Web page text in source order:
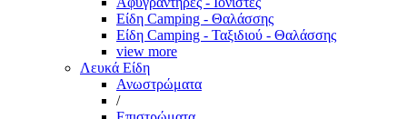
Είδη Camping - Θαλάσσης
Είδη Camping - Ταξιδιού - Θαλάσσης
view more
Λευκά Είδη
Ανωστρώματα
/